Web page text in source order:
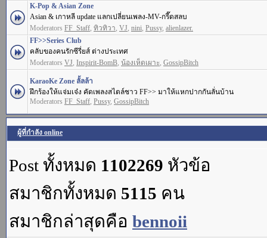
K-Pop & Asian Zone
Asian & เกาหลี update แลกเปลี่ยนเพลง-MV-กรี๊ดสลบ
Moderators FF_Staff, ทิวทิวา, VJ, nini, Pussy, alienlazer.
FF>>Series Club
คลับของคนรักซีรี่ยส์ ต่างประเทศ
Moderators VJ, Inspirit-BomB, น้องเห็ดเผาะ, GossipBitch
KaraoKe Zone ลั้ลล้า
ฝึกร้องให้แจ่มเจ๋ง คัดเพลงสไตล์ชาว FF>> มาให้แหกปากกันลั่นบ้าน
Moderators FF_Staff, Pussy, GossipBitch
ผู้ที่กำลัง online
Post ทั้งหมด 1102269 หัวข้อ
สมาชิกทั้งหมด 5115 คน
สมาชิกล่าสุดคือ bennoii